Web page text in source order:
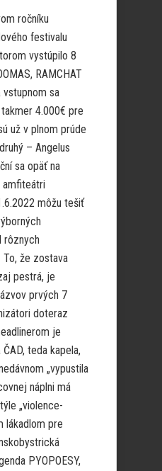
ročníku
festivalu
vystúpilo 8
RAMCHAT
vstupnom sa
4.000€ pre
už v plnom prúde
– Angelus
sa opäť na
môžu tešiť
rôznych
že zostava
pestrá, je
prvých 7
doteraz
je
teda kapela,
„vypustila
náplni má
„violence-
lákadlom pre
PYOPOESY,